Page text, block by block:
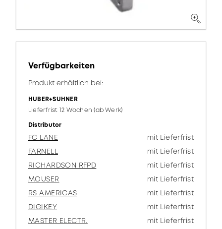
Verfügbarkeiten
Produkt erhältlich bei:
HUBER+SUHNER
Lieferfrist 12 Wochen (ab Werk)
Distributor
FC LANE
mit Lieferfrist
FARNELL
mit Lieferfrist
RICHARDSON RFPD
mit Lieferfrist
MOUSER
mit Lieferfrist
RS AMERICAS
mit Lieferfrist
DIGIKEY
mit Lieferfrist
MASTER ELECTR.
mit Lieferfrist